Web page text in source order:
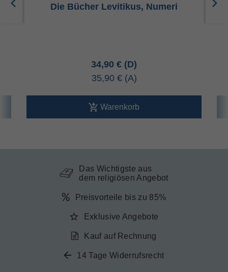
Die Bücher Levitikus, Numeri
34,90 €
35,90 €
Warenkorb
Das Wichtigste aus
dem religiösen Angebot
Preisvorteile bis zu 85%
Exklusive Angebote
Kauf auf Rechnung
14 Tage Widerrufsrecht